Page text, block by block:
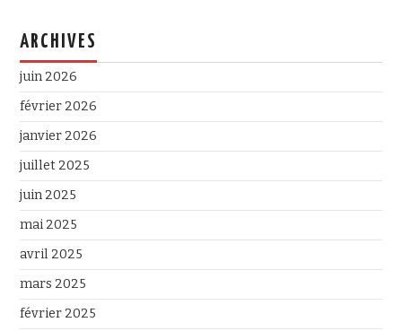
ARCHIVES
juin 2026
février 2026
janvier 2026
juillet 2025
juin 2025
mai 2025
avril 2025
mars 2025
février 2025